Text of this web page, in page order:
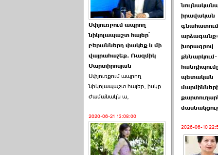
Աննա Վարդապետյանն
ուղերձ է հղել ›››
2026-06-25 23:21:00
Պաշտոնակռիվը սկսված
է. «Հրապարակ» ›››
2026-06-25 17:13:00
Սփյուռքում ապրող
նիկոլապաշտ հայեր՝
բերաններդ փակեք և մի
վայրահաչեք. Ռազմիկ
Մարտիրոսյան
Սփյուռքում ապրող
նիկոլապաշտ հայեր, իսկը
ժամանակն ա,
2020-06-21 13:08:00
իրավական
արձագանք»
խորագրով
քննարկում-
պետական
2026-06-10